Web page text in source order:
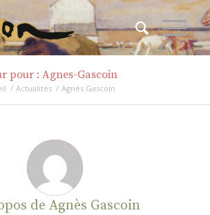
pour : Agnes-Gascoin
/ Actualités / Agnès Gascoin
de Agnès Gascoin